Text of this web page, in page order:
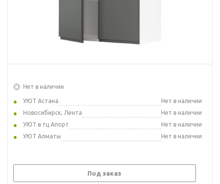
Нет в наличии
УЮТ Астана
Нет в наличии
Новосибирск, Лента
Нет в наличии
УЮТ в тц Апорт
Нет в наличии
УЮТ Алматы
Нет в наличии
Под заказ